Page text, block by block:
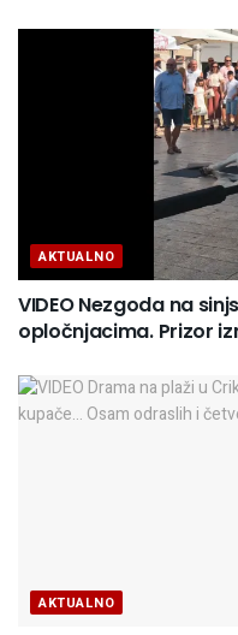
AKTUALNO
VIDEO Nezgoda na
opločnjacima. Prizor
AKTUALNO